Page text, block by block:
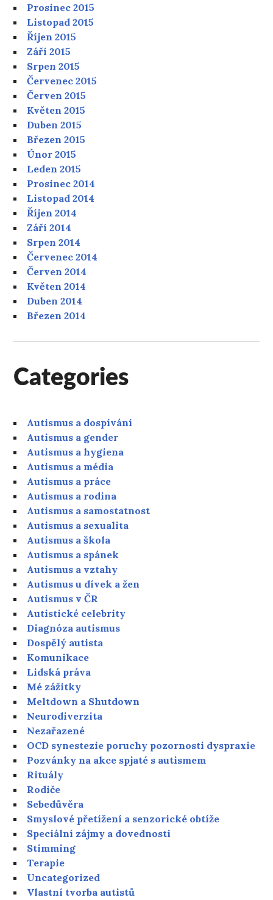
Prosinec 2015
Listopad 2015
Říjen 2015
Září 2015
Srpen 2015
Červenec 2015
Červen 2015
Květen 2015
Duben 2015
Březen 2015
Únor 2015
Leden 2015
Prosinec 2014
Listopad 2014
Říjen 2014
Září 2014
Srpen 2014
Červenec 2014
Červen 2014
Květen 2014
Duben 2014
Březen 2014
Categories
Autismus a dospívání
Autismus a gender
Autismus a hygiena
Autismus a média
Autismus a práce
Autismus a rodina
Autismus a samostatnost
Autismus a sexualita
Autismus a škola
Autismus a spánek
Autismus a vztahy
Autismus u dívek a žen
Autismus v ČR
Autistické celebrity
Diagnóza autismus
Dospělý autista
Komunikace
Lidská práva
Mé zážitky
Meltdown a Shutdown
Neurodiverzita
Nezařazené
OCD synestezie poruchy pozornosti dyspraxie
Pozvánky na akce spjaté s autismem
Rituály
Rodiče
Sebedůvěra
Smyslové přetížení a senzorické obtíže
Speciální zájmy a dovednosti
Stimming
Terapie
Uncategorized
Vlastní tvorba autistů